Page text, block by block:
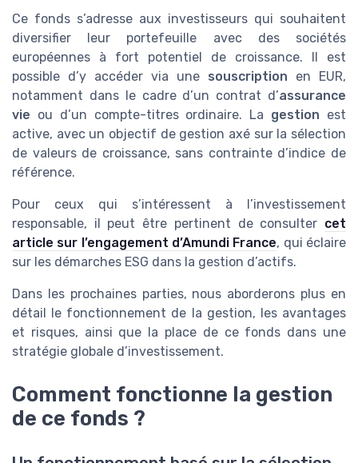
Ce fonds s’adresse aux investisseurs qui souhaitent
diversifier leur portefeuille avec des sociétés
européennes à fort potentiel de croissance. Il est
possible d’y accéder via une souscription en EUR,
notamment dans le cadre d’un contrat d’assurance
vie ou d’un compte-titres ordinaire. La gestion est
active, avec un objectif de gestion axé sur la sélection
de valeurs de croissance, sans contrainte d’indice de
référence.
Pour ceux qui s’intéressent à l’investissement
responsable, il peut être pertinent de consulter cet
article sur l’engagement d’Amundi France, qui éclaire
sur les démarches ESG dans la gestion d’actifs.
Dans les prochaines parties, nous aborderons plus en
détail le fonctionnement de la gestion, les avantages
et risques, ainsi que la place de ce fonds dans une
stratégie globale d’investissement.
Comment fonctionne la gestion
de ce fonds ?